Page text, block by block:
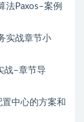
Paxos–案例
实战章节小
战–章节导
中心的方案和